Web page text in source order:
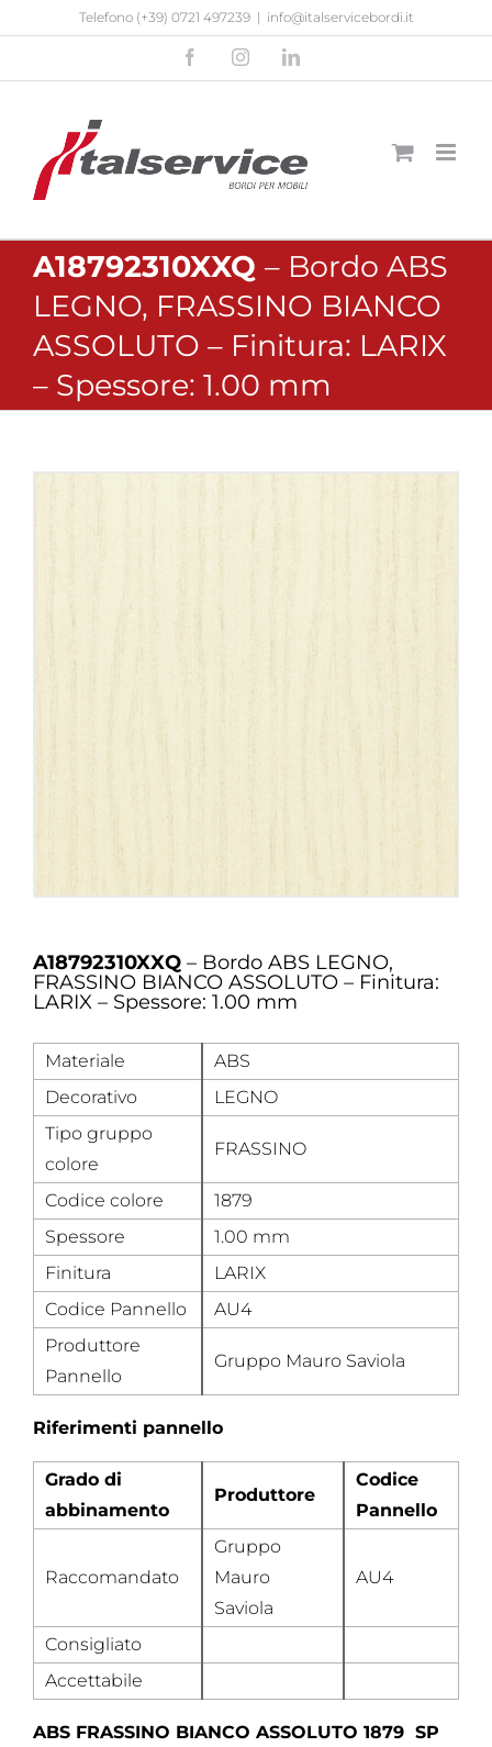
contenuto
Telefono (+39) 0721 497239 | info@italservicebordi.it
FacebookInstagramLinkedIn
A18792310XXQ – Bordo ABS
LEGNO, FRASSINO BIANCO
ASSOLUTO – Finitura: LARIX
– Spessore: 1.00 mm
A18792310XXQ – Bordo ABS LEGNO,
FRASSINO BIANCO ASSOLUTO – Finitura:
LARIX – Spessore: 1.00 mm
Materiale
ABS
Decorativo
LEGNO
Tipo gruppo
colore
FRASSINO
Codice colore
1879
Spessore
1.00 mm
Finitura
LARIX
Codice Pannello
AU4
Produttore
Pannello
Gruppo Mauro Saviola
Riferimenti pannello
Grado di
abbinamento
Produttore
Codice
Pannello
Raccomandato
Gruppo
Mauro
Saviola
AU4
Consigliato
Accettabile
ABS FRASSINO BIANCO ASSOLUTO 1879 SP